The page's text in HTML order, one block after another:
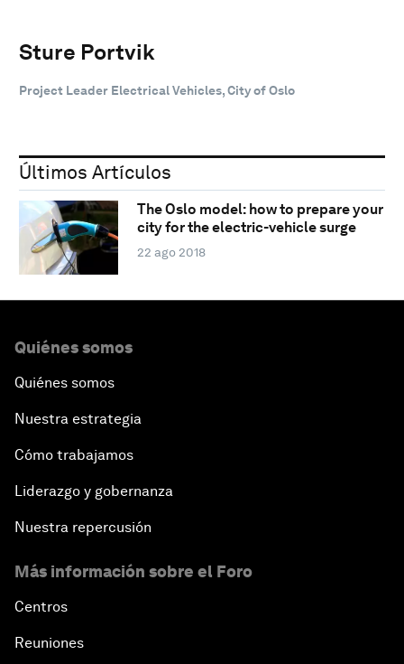
Sture Portvik
Project Leader Electrical Vehicles, City of Oslo
Últimos Artículos
The Oslo model: how to prepare your
city for the electric-vehicle surge
22 ago 2018
Quiénes somos
Quiénes somos
Nuestra estrategia
Cómo trabajamos
Liderazgo y gobernanza
Nuestra repercusión
Más información sobre el Foro
Centros
Reuniones